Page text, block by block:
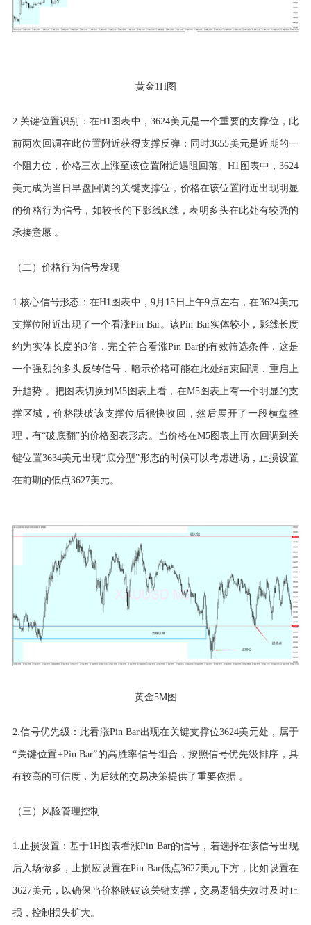
黄金1H图
2.关键位置识别：在H1图表中，3624美元是一个重要的支撑位，此
前两次回调在此位置附近获得支撑反弹；同时3655美元是近期的一
个阻力位，价格三次上涨至该位置附近遇阻回落。H1图表中，3624
美元成为当日早盘回调的关键支撑位，价格在该位置附近出现明显
的价格行为信号，如较长的下影线K线，表明多头在此处有较强的
承接意愿 。
（二）价格行为信号发现
1.核心信号形态：在H1图表中，9月15日上午9点左右，在3624美元
支撑位附近出现了一个看涨Pin Bar。该Pin Bar实体较小，影线长度
约为实体长度的3倍，完全符合看涨Pin Bar的有效筛选条件，这是
一个强烈的多头反转信号，暗示价格可能在此处结束回调，重启上
升趋势 。把图表切换到M5图表上看，在M5图表上有一个明显的支
撑区域，价格跌破该支撑位后很快收回，然后展开了一段横盘整
理，有“破底翻”的价格图表形态。当价格在M5图表上再次回调到关
键位置3634美元出现“底分型”形态的时候可以考虑进场，止损设置
在前期的低点3627美元。
黄金5M图
2.信号优先级：此看涨Pin Bar出现在关键支撑位3624美元处，属于
“关键位置+Pin Bar”的高胜率信号组合，按照信号优先级排序，具
有较高的可信度，为后续的交易决策提供了重要依据 。
（三）风险管理控制
1.止损设置：基于1H图表看涨Pin Bar的信号，若选择在该信号出现
后入场做多，止损应设置在Pin Bar低点3627美元下方，比如设置在
3627美元，以确保当价格跌破该关键支撑，交易逻辑失效时及时止
损，控制损失扩大。